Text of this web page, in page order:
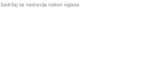
Sadržaj se nastavlja nakon oglasa